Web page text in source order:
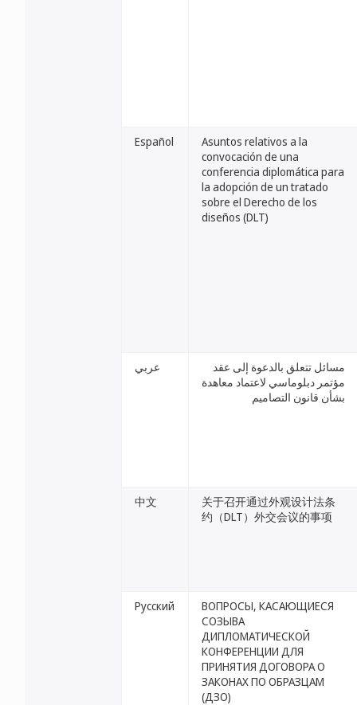
Español
Asuntos relativos a la
convocación de una
conferencia diplomática para
la adopción de un tratado
sobre el Derecho de los
diseños (DLT)
عربي
مسائل تتعلق بالدعوة إلى عقد
مؤتمر دبلوماسي لاعتماد معاهدة
بشأن قانون التصاميم
中文
关于召开通过外观设计法条
约（DLT）外交会议的事项
Русский
ВОПРОСЫ, КАСАЮЩИЕСЯ
СОЗЫВА
ДИПЛОМАТИЧЕСКОЙ
КОНФЕРЕНЦИИ ДЛЯ
ПРИНЯТИЯ ДОГОВОРА О
ЗАКОНАХ ПО ОБРАЗЦАМ
(ДЗО)